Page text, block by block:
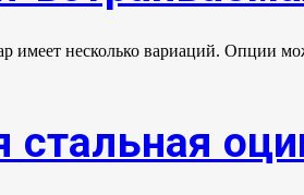
имеет несколько вариаций. Опции